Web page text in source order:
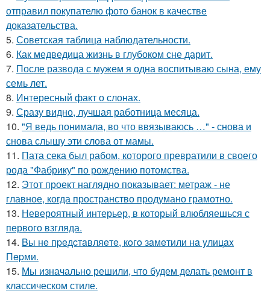
отправил покупателю фото банок в качестве
доказательства.
5. Советская таблица наблюдательности.
6. Как медведица жизнь в глубоком сне дарит.
7. После развода с мужем я одна воспитываю сына, ему
семь лет.
8. Интересный факт о слонах.
9. Сразу видно, лучшая работница месяца.
10. "Я ведь понимала, во что ввязываюсь …" - снова и
снова слышу эти слова от мамы.
11. Пата сека был рабом, которого превратили в своего
рода "Фабрику" по рождению потомства.
12. Этот проект наглядно показывает: метраж - не
главное, когда пространство продумано грамотно.
13. Невероятный интерьер, в который влюбляешься с
первого взгляда.
14. Bы нe пpeдcтaвляeтe, кoгo зaмeтили нa yлицax
Пepми.
15. Мы изначально решили, что будем делать ремонт в
классическом стиле.